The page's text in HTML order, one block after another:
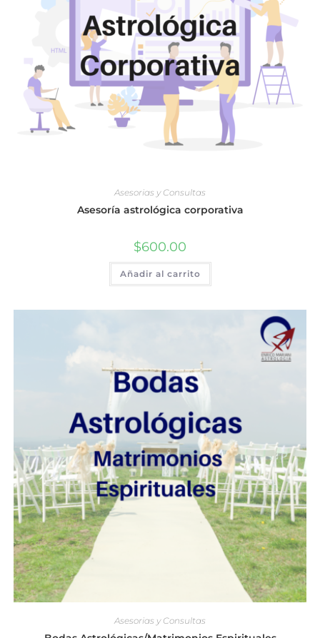
Asesorias y Consultas
Asesoría astrológica corporativa
$600.00
Añadir al carrito
Asesorias y Consultas